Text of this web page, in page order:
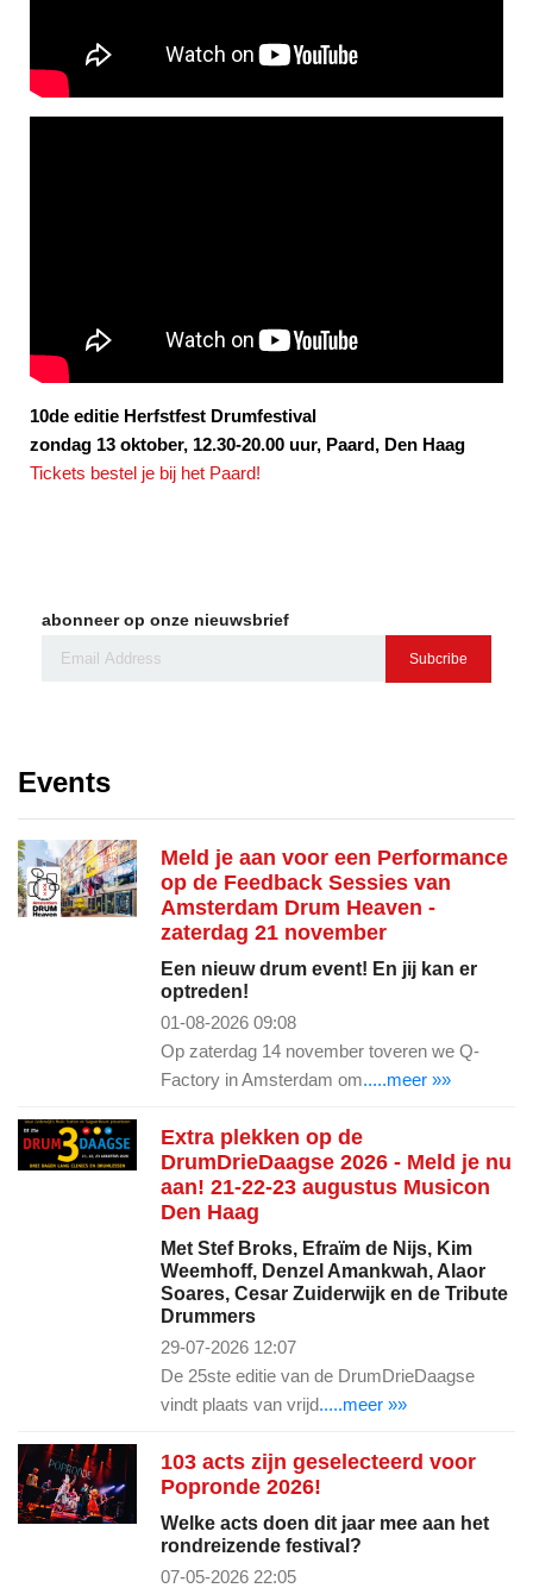
10de editie Herfstfest Drumfestival
zondag 13 oktober, 12.30-20.00 uur, Paard, Den Haag
Tickets bestel je bij het Paard!
abonneer op onze nieuwsbrief
Subcribe
Events
Meld je aan voor een Performance
op de Feedback Sessies van
Amsterdam Drum Heaven -
zaterdag 21 november
Een nieuw drum event! En jij kan er
optreden!
01-08-2026 09:08
Op zaterdag 14 november toveren we Q-
Factory in Amsterdam om.....meer »»
Extra plekken op de
DrumDrieDaagse 2026 - Meld je nu
aan! 21-22-23 augustus Musicon
Den Haag
Met Stef Broks, Efraïm de Nijs, Kim
Weemhoff, Denzel Amankwah, Alaor
Soares, Cesar Zuiderwijk en de Tribute
Drummers
29-07-2026 12:07
De 25ste editie van de DrumDrieDaagse
vindt plaats van vrijd.....meer »»
103 acts zijn geselecteerd voor
Popronde 2026!
Welke acts doen dit jaar mee aan het
rondreizende festival?
07-05-2026 22:05